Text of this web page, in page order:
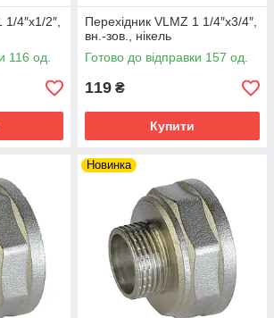
4″х1/2″,
116 од.
Перехідник VLMZ 1 1/4″х3/4″,
вн.-зов., нікель
Готово до відправки 157 од.
119 ₴
Купити
Новинка